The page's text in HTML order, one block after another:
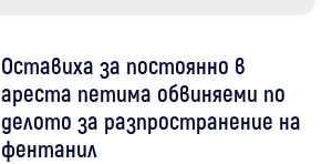
Оставиха за постоянно в
ареста петима обвиняеми по
делото за разпространение на
фентанил